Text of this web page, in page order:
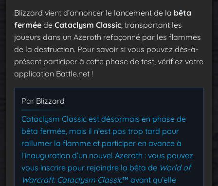
Blizzard vient d’annoncer le lancement de la bêta
fermée de Cataclysm Classic , transportant les
joueurs dans un Azeroth refaçonné par les flammes
de la destruction. Pour savoir si vous pouvez dès-à-
présent participer à cette phase de test, vérifiez votre
application Battle.net !
Par Blizzard
Cataclysm Classic est désormais en phase de
bêta fermée, mais il n’est pas trop tard pour
rallumer la flamme et participer en avance à
l’inauguration d’un nouvel Azeroth : vous pouvez
vous inscrire pour rejoindre la bêta de World of
Warcraft: Cataclysm Classic™ avant qu’elle